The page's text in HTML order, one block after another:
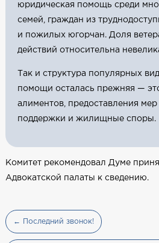
юридическая помощь среди
семей, граждан из
и пожилых югорчан. Доля
действий относительна
Так и структура популярных
помощи осталась прежняя —
алиментов, предоставления
поддержки и жилищные споры.
Комитет рекомендовал Думе
Адвокатской палаты к сведению.
← Последний звонок!